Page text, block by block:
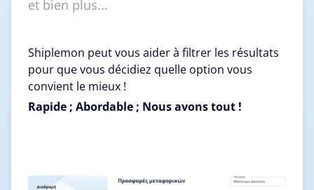
et bien plus...
Shiplemon peut vous aider à filtrer les résultats
pour que vous décidiez quelle option vous
convient le mieux !
Rapide ; Abordable ; Nous avons tout !